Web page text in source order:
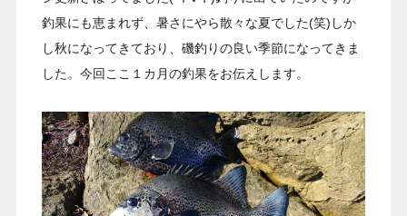
釣果にも恵まれず、暑さにやら散々な夏でした(笑)しか
し秋になってきており、磯釣りの良い季節になってきま
した。今回ここ１カ月の釣果をお伝えします。